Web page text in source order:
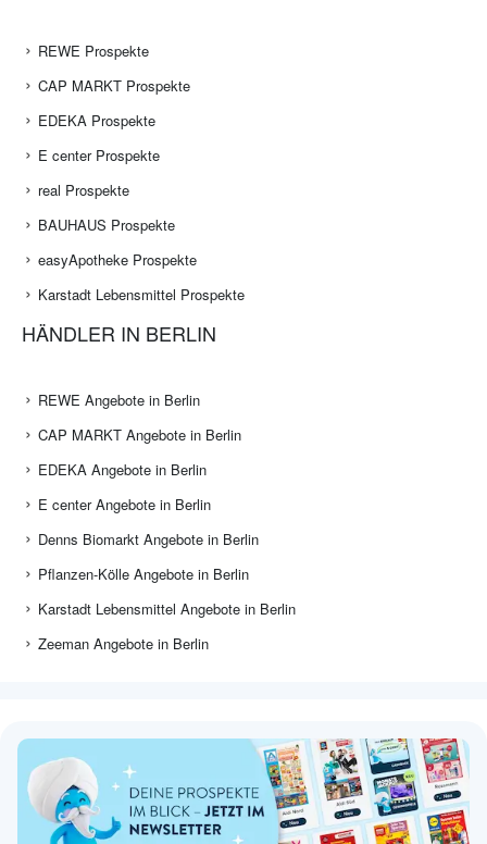
REWE Prospekte
CAP MARKT Prospekte
EDEKA Prospekte
E center Prospekte
real Prospekte
BAUHAUS Prospekte
easyApotheke Prospekte
Karstadt Lebensmittel Prospekte
HÄNDLER IN BERLIN
REWE Angebote in Berlin
CAP MARKT Angebote in Berlin
EDEKA Angebote in Berlin
E center Angebote in Berlin
Denns Biomarkt Angebote in Berlin
Pflanzen-Kölle Angebote in Berlin
Karstadt Lebensmittel Angebote in Berlin
Zeeman Angebote in Berlin